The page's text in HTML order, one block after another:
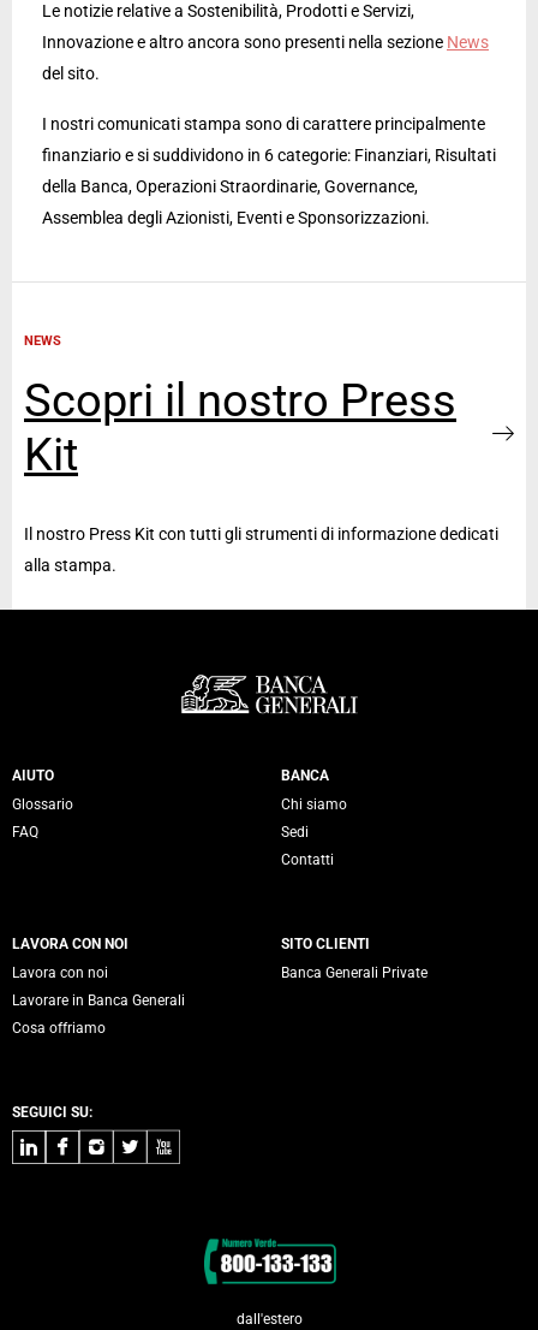
Le notizie relative a Sostenibilità, Prodotti e Servizi,
Innovazione e altro ancora sono presenti nella sezione News
del sito.
I nostri comunicati stampa sono di carattere principalmente
finanziario e si suddividono in 6 categorie: Finanziari, Risultati
della Banca, Operazioni Straordinarie, Governance,
Assemblea degli Azionisti, Eventi e Sponsorizzazioni.
NEWS
Scopri il nostro Press
Kit
Il nostro Press Kit con tutti gli strumenti di informazione dedicati
alla stampa.
Servizi Banca Generali
AIUTO
Glossario
FAQ
BANCA
Chi siamo
Sedi
Contatti
LAVORA CON NOI
Lavora con noi
Lavorare in Banca Generali
Cosa offriamo
SITO CLIENTI
Banca Generali Private
SEGUICI SU:
LinkedInFacebook
Instagram
TwitterYoutube
dall'estero